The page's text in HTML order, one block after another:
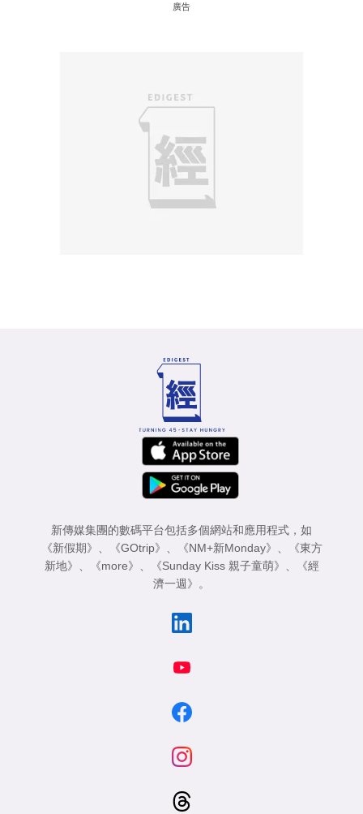
廣告
新傳媒集團的數碼平台包括多個網站和應用程式，如
《新假期》
《GOtrip》 《NM+新Monday》
《東方
新地》
《more》 《Sunday Kiss 親子童萌》
《經
濟一週》
。